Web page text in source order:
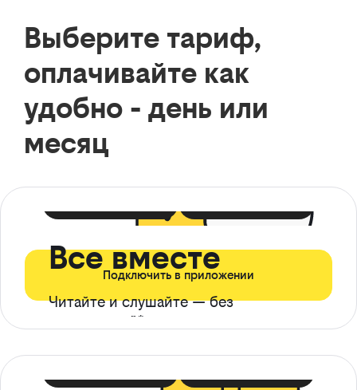
Выберите тариф,
оплачивайте как
удобно - день или
месяц
Все вместе
Читайте и слушайте — без
ограничений*
Подключить в приложении